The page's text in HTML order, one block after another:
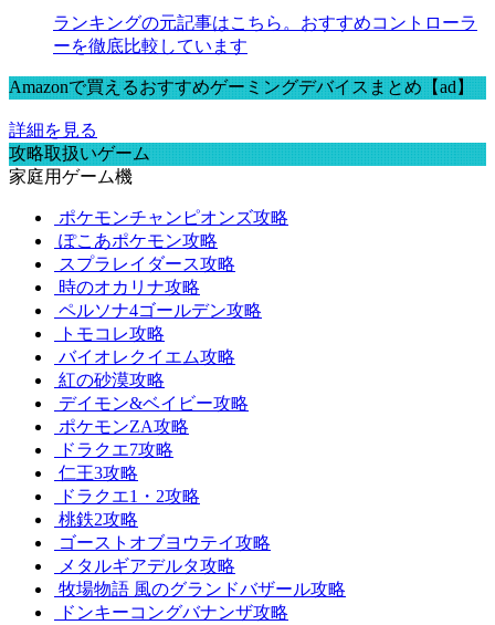
ランキングの元記事はこちら。おすすめコントローラ
ーを徹底比較しています
Amazonで買えるおすすめゲーミングデバイスまとめ【ad】
詳細を見る
攻略取扱いゲーム
家庭用ゲーム機
ポケモンチャンピオンズ攻略
ぽこあポケモン攻略
スプラレイダース攻略
時のオカリナ攻略
ペルソナ4ゴールデン攻略
トモコレ攻略
バイオレクイエム攻略
紅の砂漠攻略
デイモン&ベイビー攻略
ポケモンZA攻略
ドラクエ7攻略
仁王3攻略
ドラクエ1・2攻略
桃鉄2攻略
ゴーストオブヨウテイ攻略
メタルギアデルタ攻略
牧場物語 風のグランドバザール攻略
ドンキーコングバナンザ攻略